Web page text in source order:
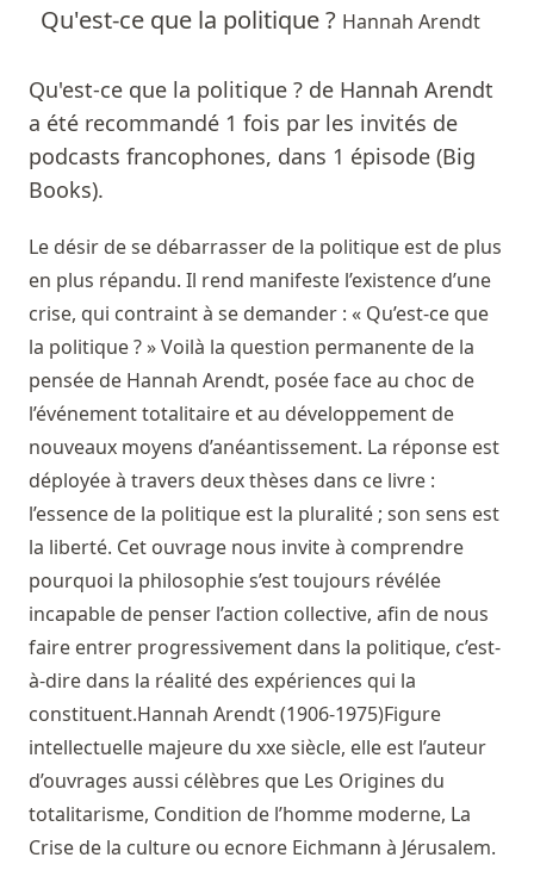
Qu'est-ce que la politique ? Hannah Arendt
Qu'est-ce que la politique ? de Hannah Arendt
a été recommandé 1 fois par les invités de
podcasts francophones, dans 1 épisode (Big
Books).
Le désir de se débarrasser de la politique est de plus
en plus répandu. Il rend manifeste l’existence d’une
crise, qui contraint à se demander : « Qu’est-ce que
la politique ? » Voilà la question permanente de la
pensée de Hannah Arendt, posée face au choc de
l’événement totalitaire et au développement de
nouveaux moyens d’anéantissement. La réponse est
déployée à travers deux thèses dans ce livre :
l’essence de la politique est la pluralité ; son sens est
la liberté. Cet ouvrage nous invite à comprendre
pourquoi la philosophie s’est toujours révélée
incapable de penser l’action collective, afin de nous
faire entrer progressivement dans la politique, c’est-
à-dire dans la réalité des expériences qui la
constituent.Hannah Arendt (1906-1975)Figure
intellectuelle majeure du xxe siècle, elle est l’auteur
d’ouvrages aussi célèbres que Les Origines du
totalitarisme, Condition de l’homme moderne, La
Crise de la culture ou ecnore Eichmann à Jérusalem.